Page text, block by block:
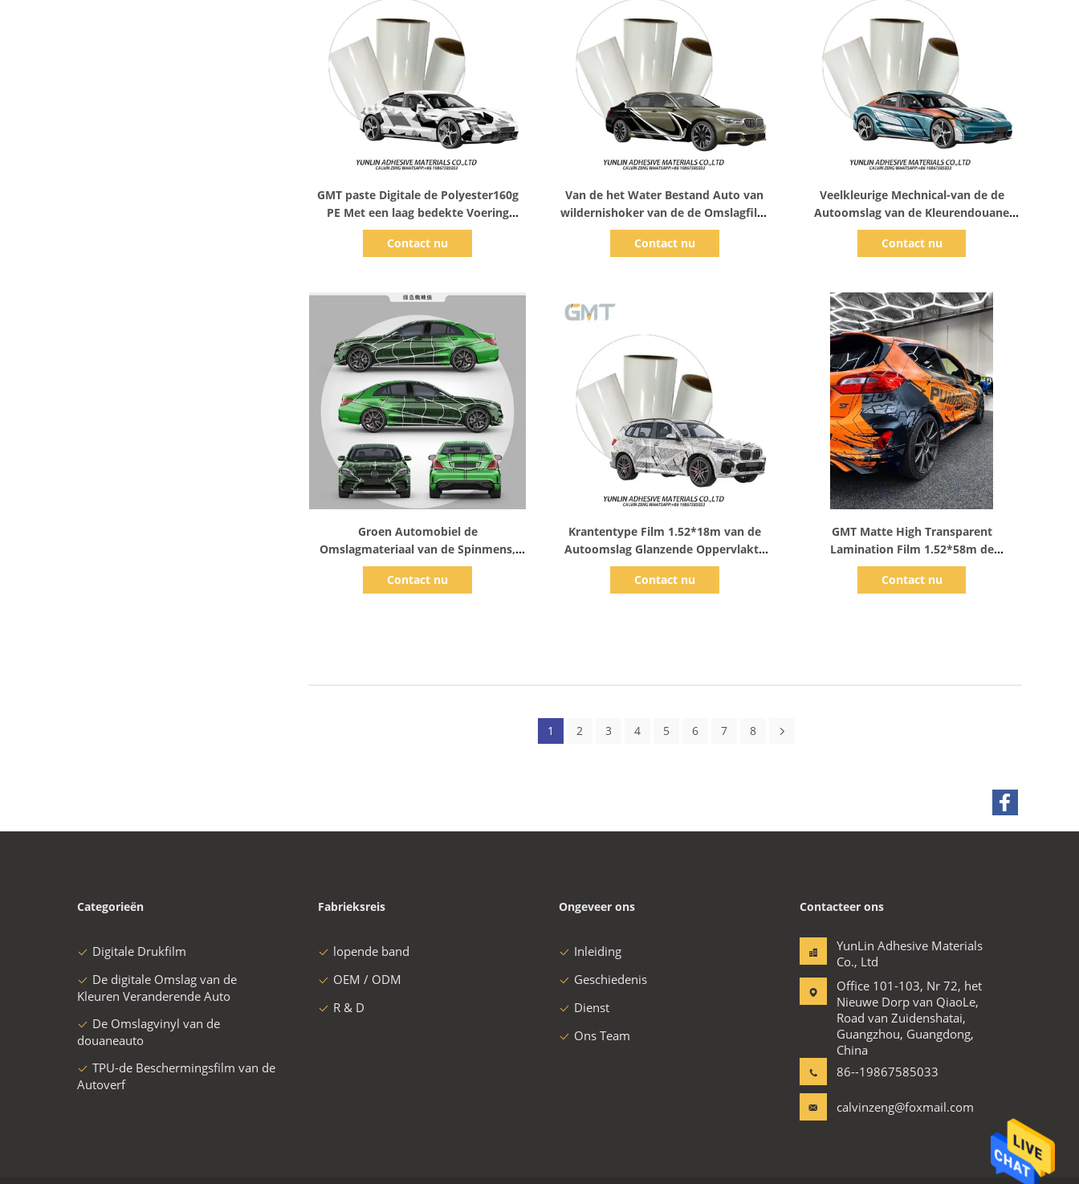
GMT paste Digitale de Polyester160g
PE Met een laag bedekte Voering
1.52m X 18m van de Drukfilm aan
Contact nu
Van de het Water Bestand Auto van
wildernishoker van de de Omslagfilm
het Broodjes160g Dubbele bedekte PE
Vinyl Gedrukt Digitaal met een laag
Contact nu
Veelkleurige Mechnical-van de de
Autoomslag van de Kleurendouane
Film 1.52*18m Matte Surface
Contact nu
Groen Automobiel de
Omslagmateriaal van de Spinmens,
Oem van GMT 160g de Vinylomslag
van de Kleurengelijke
Contact nu
Krantentype Film 1.52*18m van de
Autoomslag Glanzende Oppervlakte
van het Bellen de Vrije Vinylbroodje
Contact nu
GMT Matte High Transparent
Lamination Film 1.52*58m de
Filmbescherming van pvc van 90gsm
Grey Layer
Contact nu
1 2 3 4 5 6 7 8
Categorieën
Digitale Drukfilm
De digitale Omslag van de
Kleuren Veranderende Auto
De Omslagvinyl van de
douaneauto
TPU-de Beschermingsfilm van de
Autoverf
Fabrieksreis
lopende band
OEM / ODM
R & D
Ongeveer ons
Inleiding
Geschiedenis
Dienst
Ons Team
Contacteer ons
YunLin Adhesive Materials
Co., Ltd
Office 101-103, Nr 72, het
Nieuwe Dorp van QiaoLe,
Road van Zuidenshatai,
Guangzhou, Guangdong,
China
86--19867585033
calvinzeng@foxmail.com